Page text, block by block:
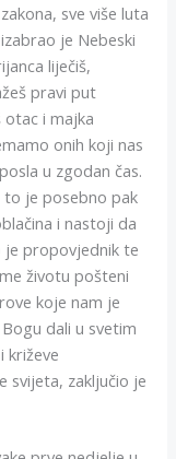
sve više luta
je Nebeski
liječiš,
pravi put
otac i majka
onih koji nas
u zgodan čas.
to je posebno pak
i nastoji da
je propovjednik te
životu pošteni
koje nam je
dali u svetim
križeve
svijeta, zaključio je